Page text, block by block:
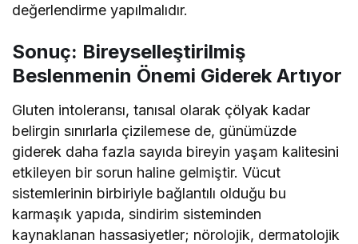
değerlendirme yapılmalıdır.
Sonuç: Bireyselleştirilmiş
Beslenmenin Önemi Giderek Artıyor
Gluten intoleransı, tanısal olarak çölyak kadar
belirgin sınırlarla çizilemese de, günümüzde
giderek daha fazla sayıda bireyin yaşam kalitesini
etkileyen bir sorun haline gelmiştir. Vücut
sistemlerinin birbiriyle bağlantılı olduğu bu
karmaşık yapıda, sindirim sisteminden
kaynaklanan hassasiyetler; nörolojik, dermatolojik